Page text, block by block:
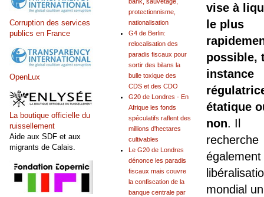
vise à
le plus
possible,
instance
étatique
non. Il
recherche
également
mondial
protectionnisme,
nationalisation
G4 de Berlin:
relocalisation des
paradis fiscaux pour
sortir des bilans la
bulle toxique des
CDS et des CDO
G20 de Londres - En
Afrique les fonds
spéculatifs raflent des
millions d'hectares
cultivables
Le G20 de Londres
dénonce les paradis
fiscaux mais couvre
la confiscation de la
banque centrale par
Corruption des services
publics en France
OpenLux
La boutique officielle du
ruissellement
Aide aux SDF et aux
migrants de Calais.